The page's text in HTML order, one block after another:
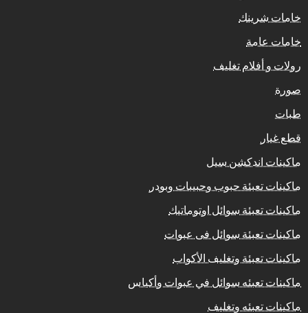
خامات شرينك
خامات عامة
رولات و أفلام تغليف
صورة
طبات
قطع غيار
ماكينات اندكشن سيل
ماكينات تعبئة حبوب وحبيبات وبودر
ماكينات تعبئة سوائل اوتوماتيك
ماكينات تعبئة سوائل فى عبوات
ماكينات تعبئة وتغليف الأكواب
ماكينات تعبئه سوائل في عبوات وأكياس
ماكينات تعبئه وتغليف